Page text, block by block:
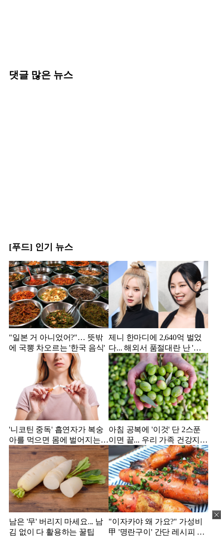
댓글 많은 뉴스
[푸드] 인기 뉴스
"일본 거 아니었어?"… 뜻밖
에 국뽕 차오르는 '한국 음식'
제니 한마디에 2,640억 벌었
다... 해외서 품절대란 난 '한
국 과자'
'니코틴 중독' 흡연자가 복숭
아를 먹으면 몸에 벌어지는
일
아침 공복에 '이것' 단 2스푼
이면 끝... 우리 가족 건강지킴
남은 '무' 버리지 마세요... 남
김 없이 다 활용하는 꿀팁
"이자카야 왜 가요?" 가성비
甲 '명란구이' 간단 레시피 공